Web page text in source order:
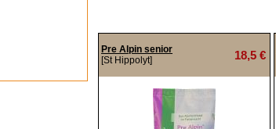
Pre Alpin senior
[St Hippolyt]
18,5 €